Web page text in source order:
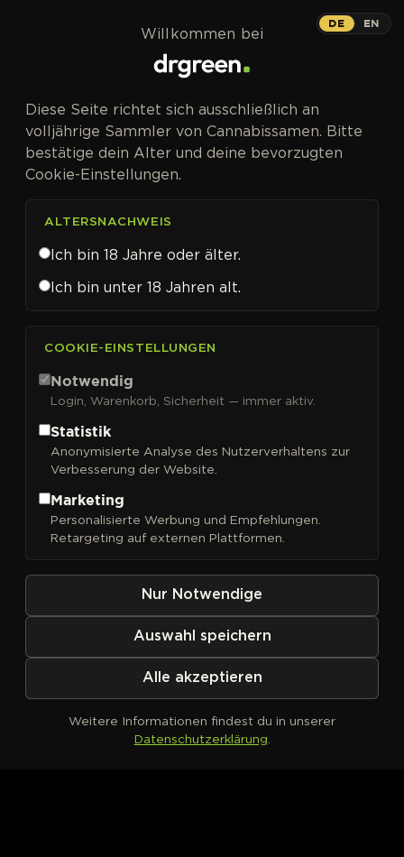
Seedsman
Sortieren nach
Kein Produkt definiert
DE EN
Willkommen bei
Diese Seite richtet sich ausschließlich an
volljährige Sammler von Cannabissamen. Bitte
bestätige dein Alter und deine bevorzugten
Cookie-Einstellungen.
ALTERSNACHWEIS
Ich bin 18 Jahre oder älter.
Ich bin unter 18 Jahren alt.
COOKIE-EINSTELLUNGEN
Notwendig
Login, Warenkorb, Sicherheit — immer aktiv.
Statistik
Anonymisierte Analyse des Nutzerverhaltens zur
Verbesserung der Website.
Marketing
Personalisierte Werbung und Empfehlungen.
Retargeting auf externen Plattformen.
Nur Notwendige
Auswahl speichern
Alle akzeptieren
Weitere Informationen findest du in unserer
Datenschutzerklärung